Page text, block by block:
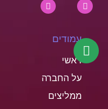
עמודים
ראשי
על החברה
ממליצים